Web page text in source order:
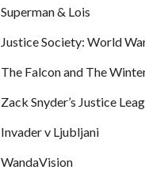
Superman & Lois
Justice Society: World
The Falcon and The
Zack Snyder’s Justice
Invader v Ljubljani
WandaVision